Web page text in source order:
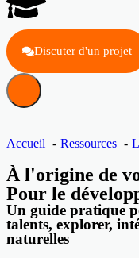
Discuter d'un projet
Accueil Ressources
À l'origine de
Pour le
Un guide pratique
talents, explorer,
naturelles